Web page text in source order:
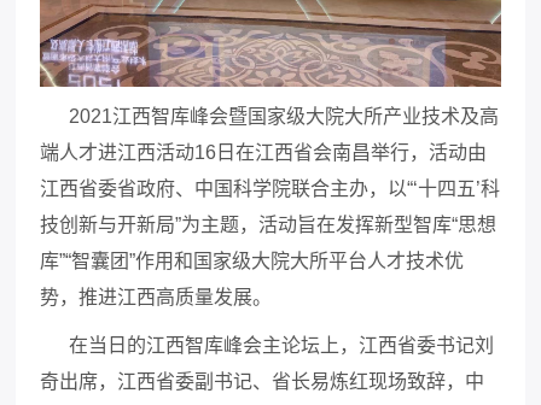
2021江西智库峰会暨国家级大院大所产业技术及高
端人才进江西活动16 日在江西省会南昌举行，活动由
江西省委省政府、中国科学院联合主办，以“‘十四五’科
技创新与开新局”为主题，活动旨在发挥新型智库“思想
库”“智囊团”作用和国家级大院大所平台人才技术优
势，推进江西高质量发展。
在当日的江西智库峰会主论坛上，江西省委书记刘
奇出席，江西省委副书记、省长易炼红现场致辞，中